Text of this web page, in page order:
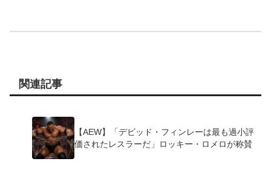
関連記事
【AEW】「デビッド・フィンレーは最も過小評
価されたレスラーだ」ロッキー・ロメロが称賛